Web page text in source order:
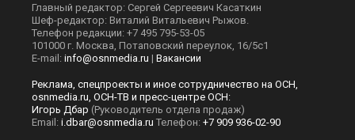
Главный редактор: Сергей Сергеевич Касаткин
Шеф-редактор: Виталий Витальевич Рыжов.
Телефон редакции: +7 495 795-53-05
101000 г. Москва, Потаповский переулок, 16/5с1
E-mail: info@osnmedia.ru | Вакансии
Реклама, спецпроекты и иное сотрудничество на ОСН,
osnmedia.ru, ОСН-ТВ и пресс-центре ОСН:
Игорь Дбар (Руководитель отдела продаж)
Email: i.dbar@osnmedia.ru Телефон: +7 909 936-02-90